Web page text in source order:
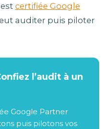
certifiée Google
auditer puis piloter
l’audit à un
Google Partner
puis pilotons vos